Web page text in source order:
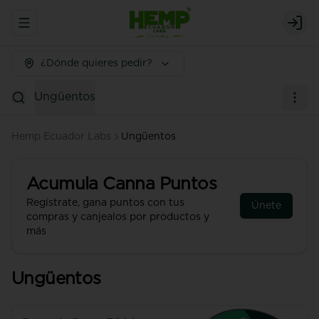
Abrir menu de navegación
¿Dónde quieres pedir?
Ungüentos
Hemp Ecuador Labs Ungüentos
Acumula Canna Puntos
Regístrate, gana puntos con tus
compras y canjealos por productos y
más
Únete
Ungüentos